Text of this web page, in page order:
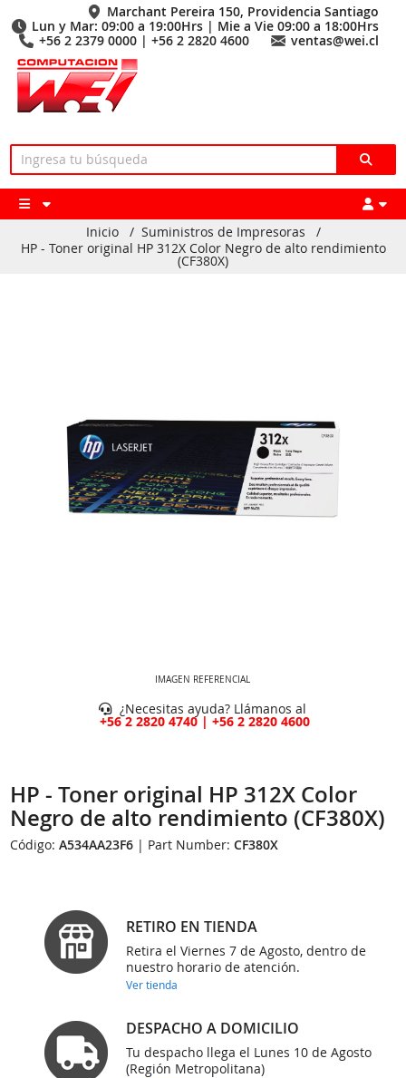
Marchant Pereira 150, Providencia Santiago
Lun y Mar: 09:00 a 19:00Hrs | Mie a Vie 09:00 a 18:00Hrs
+56 2 2379 0000 | +56 2 2820 4600
ventas@wei.cl
Inicio / Suministros de Impresoras
/
HP - Toner original HP 312X Color Negro de alto rendimiento
(CF380X)
IMAGEN REFERENCIAL
¿Necesitas ayuda? Llámanos al
+56 2 2820 4740 | +56 2 2820 4600
HP - Toner original HP 312X Color
Negro de alto rendimiento (CF380X)
Código:A534AA23F6 | Part Number:CF380X
RETIRO EN TIENDA
Retira el Viernes 7 de Agosto, dentro de
nuestro horario de atención.
Ver tienda
DESPACHO A DOMICILIO
Tu despacho llega el Lunes 10 de Agosto
(Región Metropolitana)